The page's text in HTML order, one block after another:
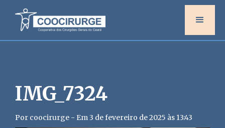
IMG_7324
Por coocirurge - Em 3 de fevereiro de 2025 às 13:43